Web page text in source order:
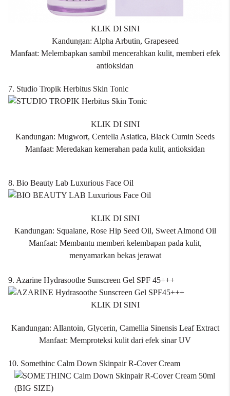
KLIK DI SINI
Kandungan: Alpha Arbutin, Grapeseed
Manfaat: Melembapkan sambil mencerahkan kulit, memberi efek
antioksidan
7. Studio Tropik Herbitus Skin Tonic
KLIK DI SINI
Kandungan: Mugwort, Centella Asiatica, Black Cumin Seeds
Manfaat: Meredakan kemerahan pada kulit, antioksidan
8. Bio Beauty Lab Luxurious Face Oil
KLIK DI SINI
Kandungan: Squalane, Rose Hip Seed Oil, Sweet Almond Oil
Manfaat: Membantu memberi kelembapan pada kulit,
menyamarkan bekas jerawat
9. Azarine Hydrasoothe Sunscreen Gel SPF 45+++
KLIK DI SINI
Kandungan: Allantoin, Glycerin, Camellia Sinensis Leaf Extract
Manfaat: Memproteksi kulit dari efek sinar UV
10. Somethinc Calm Down Skinpair R-Cover Cream